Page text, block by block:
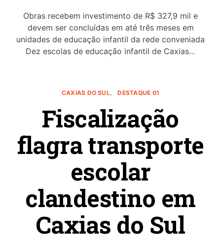
Obras recebem investimento de R$ 327,9 mil e
devem ser concluídas em até três meses em
unidades de educação infantil da rede conveniada
Dez escolas de educação infantil de Caxias…
CAXIAS DO SUL DESTAQUE 01
Fiscalização
flagra transporte
escolar
clandestino em
Caxias do Sul